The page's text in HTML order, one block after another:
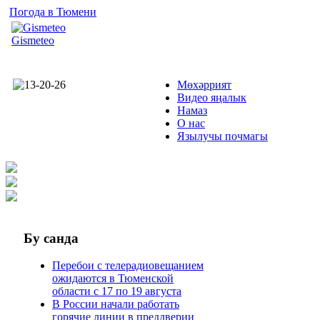
Погода в Тюмени
Gismeteo
Мөхәррият
Видео яңалык
Намаз
О нас
Язылучы почмагы
Бу санда
Перебои с телерадиовещанием
ожидаются в Тюменской
области с 17 по 19 августа
В России начали работать
горячие линии в преддверии